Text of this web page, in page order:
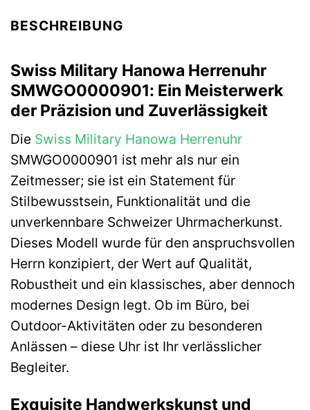
BESCHREIBUNG
Swiss Military Hanowa Herrenuhr
SMWGO0000901: Ein Meisterwerk
der Präzision und Zuverlässigkeit
Die Swiss Military Hanowa Herrenuhr
SMWGO0000901 ist mehr als nur ein
Zeitmesser; sie ist ein Statement für
Stilbewusstsein, Funktionalität und die
unverkennbare Schweizer Uhrmacherkunst.
Dieses Modell wurde für den anspruchsvollen
Herrn konzipiert, der Wert auf Qualität,
Robustheit und ein klassisches, aber dennoch
modernes Design legt. Ob im Büro, bei
Outdoor-Aktivitäten oder zu besonderen
Anlässen – diese Uhr ist Ihr verlässlicher
Begleiter.
Exquisite Handwerkskunst und